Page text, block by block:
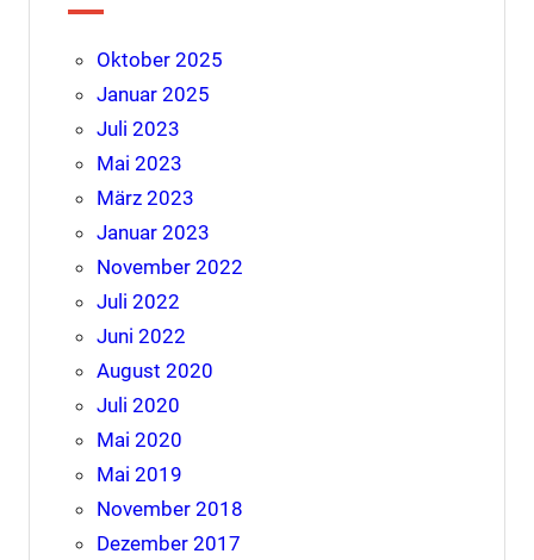
Oktober 2025
Januar 2025
Juli 2023
Mai 2023
März 2023
Januar 2023
November 2022
Juli 2022
Juni 2022
August 2020
Juli 2020
Mai 2020
Mai 2019
November 2018
Dezember 2017